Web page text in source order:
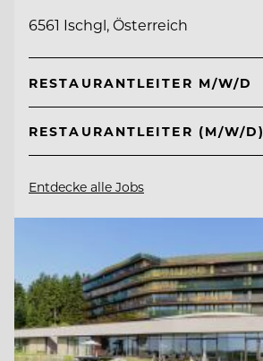
6561 Ischgl, Österreich
RESTAURANTLEITER M/W/D
RESTAURANTLEITER (M/W/D)
Entdecke alle Jobs